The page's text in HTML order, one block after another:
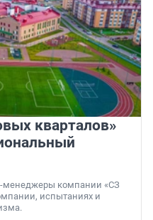
кварталов»
менеджеры компании «СЗ
испытаниях и